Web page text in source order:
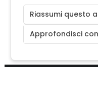
Riassumi questo
Approfondisci